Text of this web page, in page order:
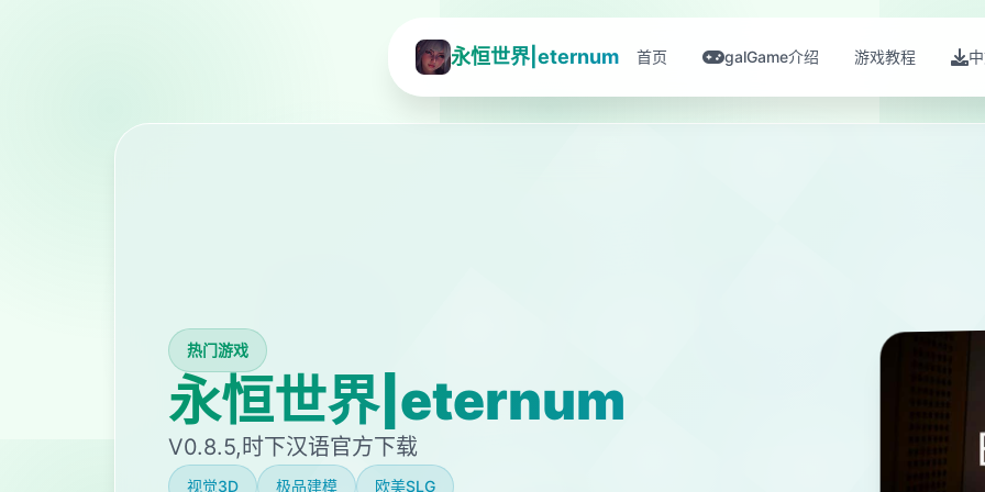
永恒世界|eternum 首页 galGame介绍 游戏教程
热门游戏
永恒世界|eternum
V0.8.5,时下汉语官方下载
视觉3D 极品建模 欧美SLG